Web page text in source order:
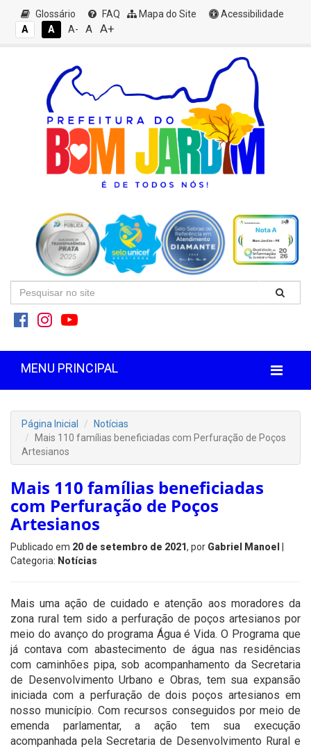
Glossário FAQ Mapa do Site
Acessibilidade
A
A A- A A+
MENU PRINCIPAL
Página Inicial
Notícias
Mais 110 famílias beneficiadas com Perfuração de Poços
Artesianos
Mais 110 famílias beneficiadas
com Perfuração de Poços
Artesianos
Publicado em 20 de setembro de 2021, por Gabriel Manoel
Categoria: Notícias
Mais uma ação de cuidado e atenção aos moradores da
zona rural tem sido a perfuração de poços artesianos por
meio do avanço do programa Água é Vida. O Programa que
já contava com abastecimento de água nas residências
com caminhões pipa, sob acompanhamento da Secretaria
de Desenvolvimento Urbano e Obras, tem sua expansão
iniciada com a perfuração de dois poços artesianos em
nosso município. Com recursos conseguidos por meio de
emenda parlamentar, a ação tem sua execução
acompanhada pela Secretaria de Desenvolvimento Rural e